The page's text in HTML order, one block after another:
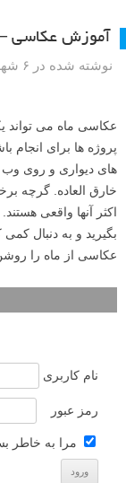
آموزش عکاسی
نوشته شده در ۶ شهریور ۱۳۹۲
عکاسی ماه می تواند
های دیواری و روی وب
خارق العاده. گرچه